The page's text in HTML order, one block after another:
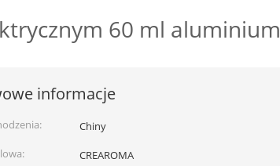
60 ml aluminium
informacje
Chiny
CREAROMA